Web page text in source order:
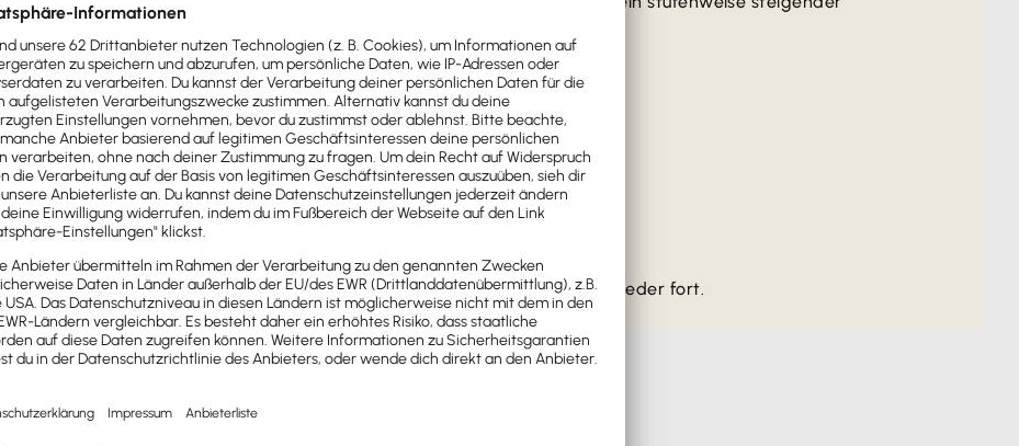
setzt die Bundesregierung dieHeizungs- und Gebäudeförderung wieder fort.
Gebäudeenergiegesetzes erläutert.
in Kraft getreten